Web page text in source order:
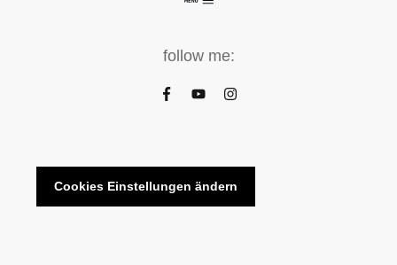
follow me:
Cookies Einstellungen ändern